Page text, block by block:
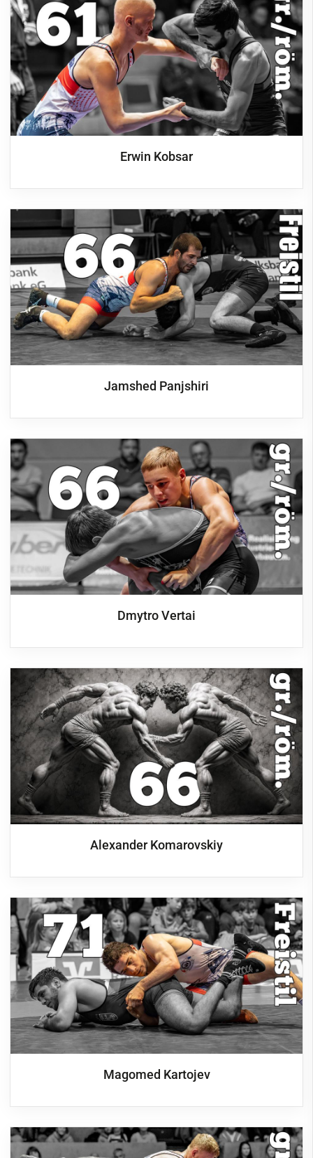
Erwin Kobsar
Jamshed Panjshiri
Dmytro Vertai
Alexander Komarovskiy
Magomed Kartojev
Segeln
Ski
Tennis
Tischtennis
VitaSport
Kontakt